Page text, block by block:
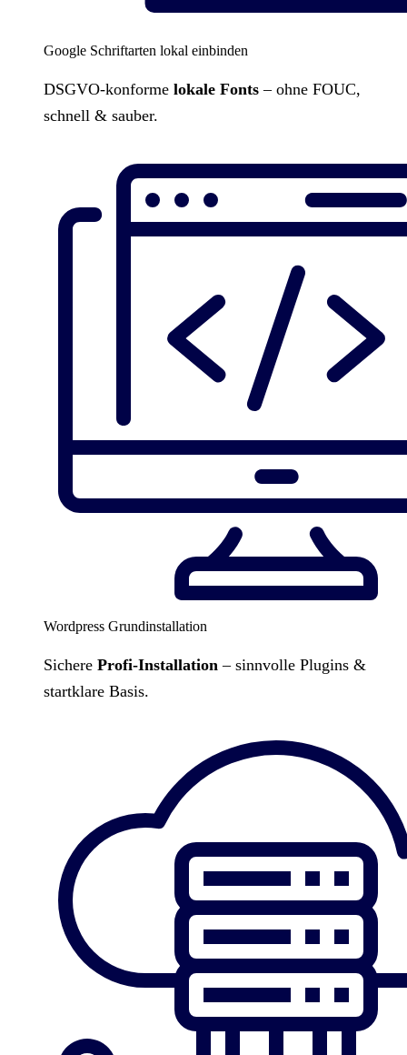
Google Schriftarten lokal einbinden
DSGVO-konforme lokale Fonts – ohne FOUC,
schnell & sauber.
Wordpress Grundinstallation
Sichere Profi-Installation – sinnvolle Plugins &
startklare Basis.